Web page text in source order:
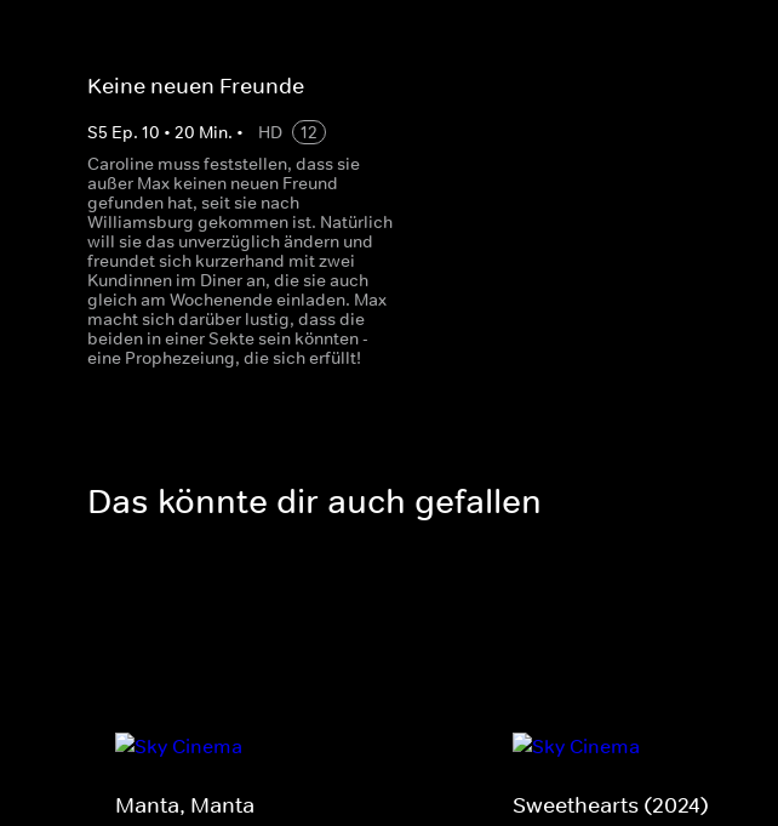
Keine neuen Freunde
S5 Ep. 10 • 20 Min. • HD
12
Caroline muss feststellen, dass sie
außer Max keinen neuen Freund
gefunden hat, seit sie nach
Williamsburg gekommen ist. Natürlich
will sie das unverzüglich ändern und
freundet sich kurzerhand mit zwei
Kundinnen im Diner an, die sie auch
gleich am Wochenende einladen. Max
macht sich darüber lustig, dass die
beiden in einer Sekte sein könnten -
eine Prophezeiung, die sich erfüllt!
Das könnte dir auch gefallen
Manta, Manta Sweethearts (2024)